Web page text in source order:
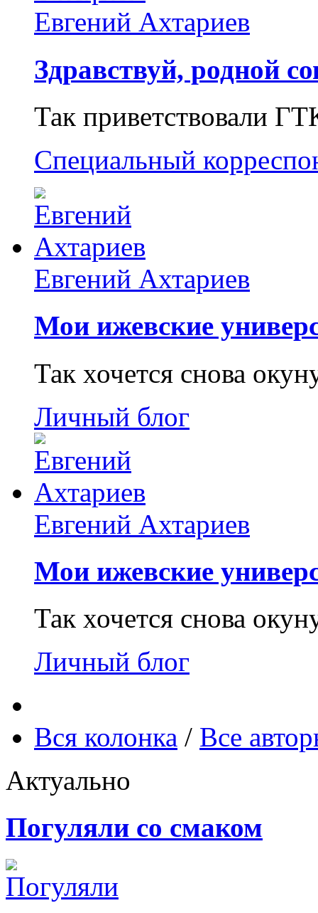
Евгений Ахтариев
Здравствуй, родной
Так приветствовали
Специальный
Евгений Ахтариев
Мои ижевские
Так хочется снова
Личный блог
Евгений Ахтариев
Мои ижевские
Так хочется снова
Личный блог
Вся колонка / Все
Актуально
Погуляли со смаком